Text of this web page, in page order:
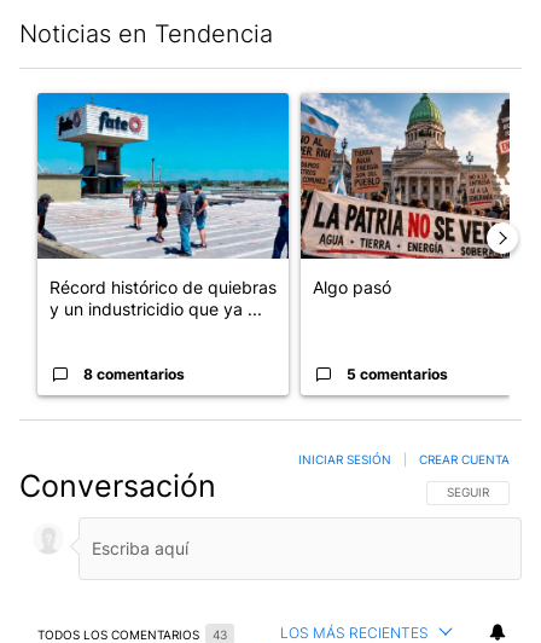
Noticias en Tendencia
Un artículo de tendencia con el título "Récord histórico de
Récord histórico de quiebras
y un industricidio que ya ...
8 comentarios
Un artículo de tendencia con
Algo pasó
5 comentarios
Conversación SIGA ESTA
SEGUIR
INICIAR SESIÓN CREAR CUENTA
TODOS LOS COMENTARIOS 43 LOS MÁS RECIENTES